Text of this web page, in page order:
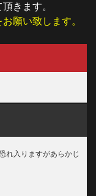
きます。
願い致します。
れ入りますがあらかじ